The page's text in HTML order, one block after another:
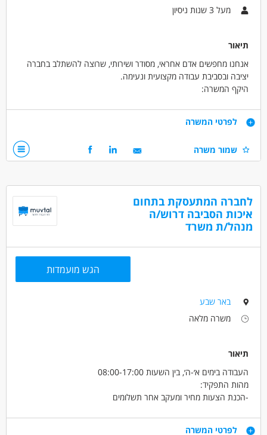
מעל 3 שנות ניסיון
תיאור
אנחנו מחפשים אדם אחראי, מסודר ושירותי, שרוצה להשתלב בחברה
יציבה ובסביבת עבודה מקצועית ונעימה.
היקף המשרה:
תנאים טובים למתאימים/ות
דרישות
ידע בהנהלת חשבונות
דרושים בתחום
אדמיניסטרציה ומזכירות - מזכיר/ה
לפרטי המשרה
שמור משרה
לחברה המתעסקת בתחום
איכות הסביבה דרוש/ה
מנהל/ת משרד
הגש מועמדות
באר שבע
משרה מלאה
תיאור
העבודה בימים א׳-ה׳, בין השעות 08:00-17:00
מהות התפקיד:
-הכנת הצעות מחיר ומעקב אחר תשלומים
דרישות
לפרטי המשרה